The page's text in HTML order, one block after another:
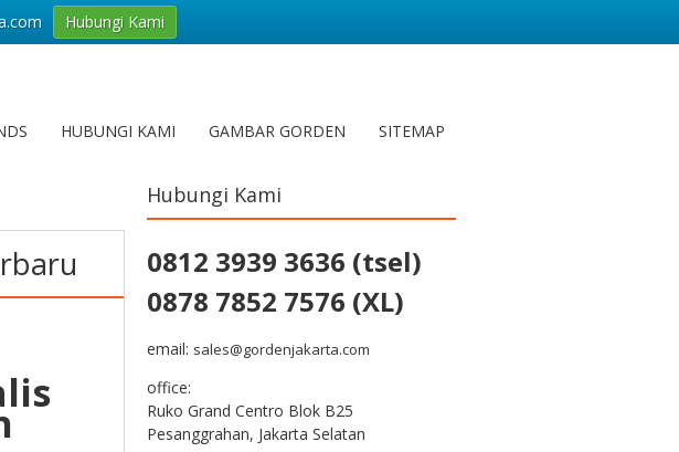
HUBUNGI KAMI GAMBAR GORDEN SITEMAP
Hubungi Kami
0812 3939 3636 (tsel)
0878 7852 7576 (XL)
email: sales@gordenjakarta.com
office:
Ruko Grand Centro Blok B25
Pesanggrahan, Jakarta Selatan
Hubungi Kami